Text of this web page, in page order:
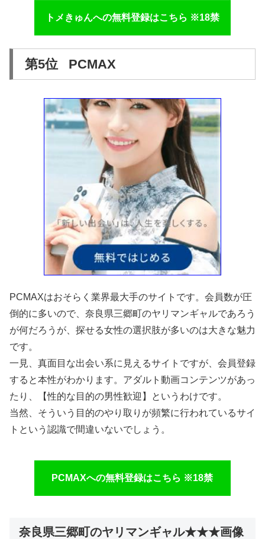
トメきゅんへの無料登録はこちら ※18禁
第5位 PCMAX
PCMAXはおそらく業界最大手のサイトです。会員数が圧
倒的に多いので、奈良県三郷町のヤリマンギャルであろう
が何だろうが、探せる女性の選択肢が多いのは大きな魅力
です。
一見、真面目な出会い系に見えるサイトですが、会員登録
すると本性がわかります。アダルト動画コンテンツがあっ
たり、【性的な目的の男性歓迎】というわけです。
当然、そういう目的のやり取りが頻繁に行われているサイ
トという認識で間違いないでしょう。
PCMAXへの無料登録はこちら ※18禁
奈良県三郷町のヤリマンギャル★★★画像